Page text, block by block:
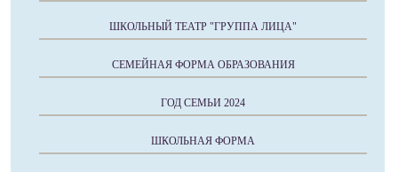
ШКОЛЬНЫЙ ТЕАТР "ГРУППА ЛИЦА"
СЕМЕЙНАЯ ФОРМА ОБРАЗОВАНИЯ
ГОД СЕМЬИ 2024
ШКОЛЬНАЯ ФОРМА